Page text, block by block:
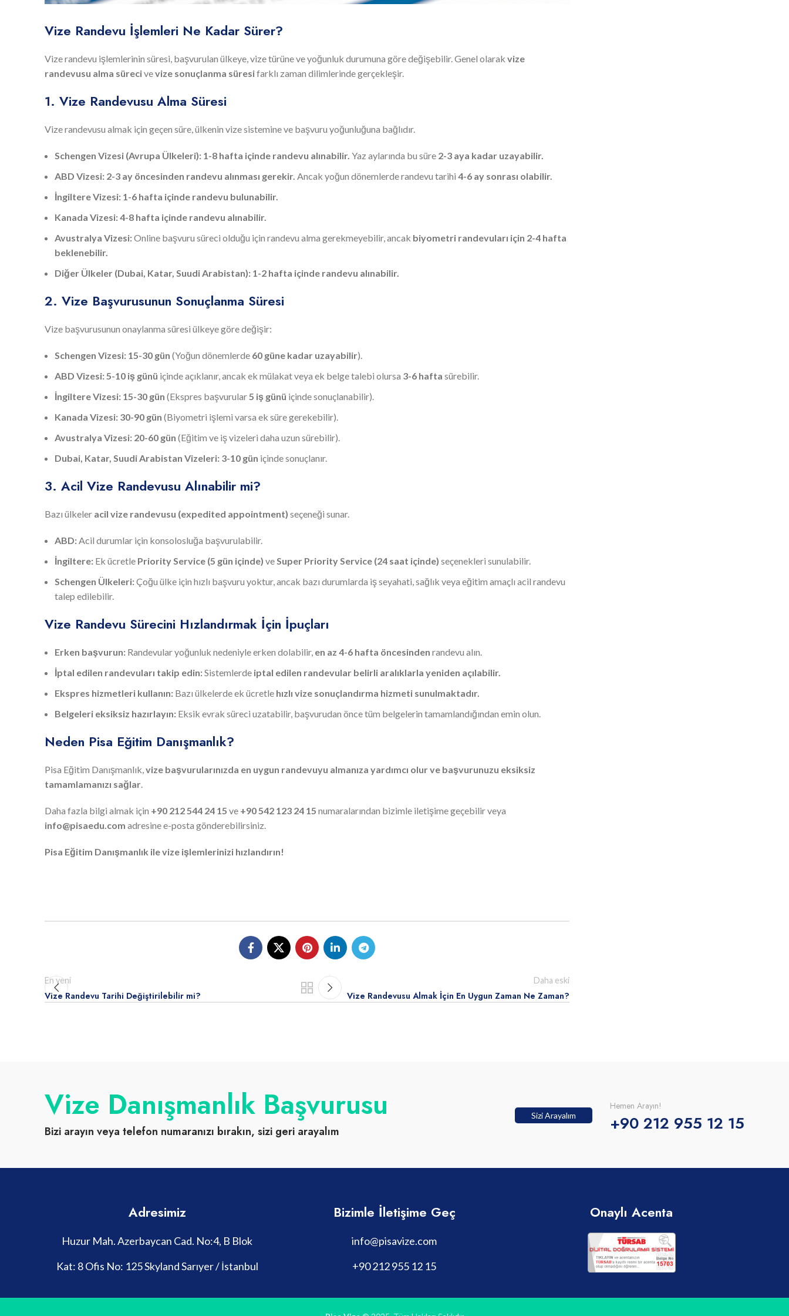
Vize Randevu İşlemleri Ne Kadar Sürer?
Vize randevu işlemlerinin süresi, başvurulan ülkeye, vize türüne ve yoğunluk durumuna göre değişebilir. Genel olarak vize
randevusu alma sürecivevize sonuçlanma süresifarklı zaman dilimlerinde gerçekleşir.
1. Vize Randevusu Alma Süresi
Vize randevusu almak için geçen süre, ülkenin vize sistemine ve başvuru yoğunluğuna bağlıdır.
Schengen Vizesi (Avrupa Ülkeleri): 1-8 hafta içinde randevu alınabilir. Yaz aylarında bu süre 2-3 aya kadar uzayabilir.
ABD Vizesi: 2-3 ay öncesinden randevu alınması gerekir. Ancak yoğun dönemlerde randevu tarihi 4-6 ay sonrası olabilir.
İngiltere Vizesi: 1-6 hafta içinde randevu bulunabilir.
Kanada Vizesi:4-8 hafta içinde randevu alınabilir.
Avustralya Vizesi:Online başvuru süreci olduğu için randevu alma gerekmeyebilir, ancak biyometri randevuları için 2-4 hafta
beklenebilir.
Diğer Ülkeler (Dubai, Katar, Suudi Arabistan): 1-2 hafta içinde randevu alınabilir.
2. Vize Başvurusunun Sonuçlanma Süresi
Vize başvurusunun onaylanma süresi ülkeye göre değişir:
Schengen Vizesi: 15-30 gün (Yoğun dönemlerde 60 güne kadar uzayabilir).
ABD Vizesi:5-10 iş günü içinde açıklanır, ancak ek mülakat veya ek belge talebi olursa 3-6 hafta sürebilir.
İngiltere Vizesi: 15-30 gün (Ekspres başvurular5 iş günü içinde sonuçlanabilir).
Kanada Vizesi: 30-90 gün (Biyometri işlemi varsa ek süre gerekebilir).
Avustralya Vizesi: 20-60 gün (Eğitim ve iş vizeleri daha uzun sürebilir).
Dubai, Katar, Suudi Arabistan Vizeleri: 3-10 gün içinde sonuçlanır.
3. Acil Vize Randevusu Alınabilir mi?
Bazı ülkeler acil vize randevusu (expedited appointment) seçeneği sunar.
ABD:Acil durumlar için konsolosluğa başvurulabilir.
İngiltere: Ek ücretle Priority Service (5 gün içinde) veSuper Priority Service (24 saat içinde) seçenekleri sunulabilir.
Schengen Ülkeleri:Çoğu ülke için hızlı başvuru yoktur, ancak bazı durumlarda iş seyahati, sağlık veya eğitim amaçlı acil randevu
talep edilebilir.
Vize Randevu Sürecini Hızlandırmak İçin İpuçları
Erken başvurun: Randevular yoğunluk nedeniyle erken dolabilir, en az 4-6 hafta öncesinden randevu alın.
İptal edilen randevuları takip edin:Sistemlerde iptal edilen randevular belirli aralıklarla yeniden açılabilir.
Ekspres hizmetleri kullanın: Bazı ülkelerde ek ücretle hızlı vize sonuçlandırma hizmeti sunulmaktadır.
Belgeleri eksiksiz hazırlayın: Eksik evrak süreci uzatabilir, başvurudan önce tüm belgelerin tamamlandığından emin olun.
Neden Pisa Eğitim Danışmanlık?
Pisa Eğitim Danışmanlık,vize başvurularınızda en uygun randevuyu almanıza yardımcı olur ve başvurunuzu eksiksiz
tamamlamanızı sağlar.
Daha fazla bilgi almak için +90 212 544 24 15 ve +90 542 123 24 15 numaralarından bizimle iletişime geçebilir veya
info@pisaedu.com adresine e-posta gönderebilirsiniz.
Pisa Eğitim Danışmanlık ile vize işlemlerinizi hızlandırın!
En yeni
Vize Randevu Tarihi Değiştirilebilir mi?
Daha eski
Vize Randevusu Almak İçin En Uygun Zaman Ne Zaman?
Vize Danışmanlık Başvurusu
Bizi arayın veya telefon numaranızı bırakın, sizi geri arayalım
Sizi Arayalım
Hemen Arayın!
+90 212 955 12 15
Adresimiz
Huzur Mah. Azerbaycan Cad. No:4, B Blok
Kat: 8 Ofis No: 125 Skyland Sarıyer / İstanbul
Bizimle İletişime Geç
info@pisavize.com
+90 212 955 12 15
Onaylı Acenta